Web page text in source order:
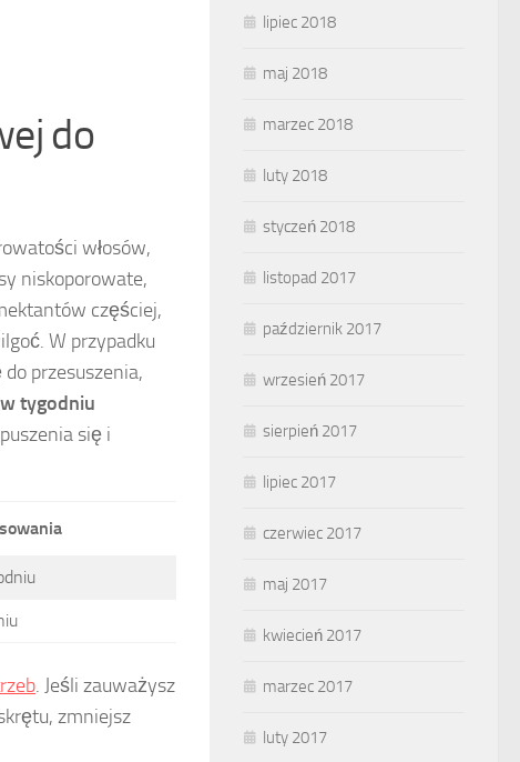
do
włosów,
niskoporowate,
częściej,
W przypadku
przesuszenia,
tygodniu
się i
. Jeśli zauważysz
zmniejsz
lipiec 2018
maj 2018
marzec 2018
luty 2018
styczeń 2018
listopad 2017
październik 2017
wrzesień 2017
sierpień 2017
lipiec 2017
czerwiec 2017
maj 2017
kwiecień 2017
marzec 2017
luty 2017